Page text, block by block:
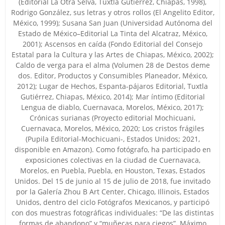
Rodrigo González, sus letras y otros rollos (El Angelito Editor,
México, 1999); Susana San Juan (Universidad Autónoma del
Estado de México–Editorial La Tinta del Alcatraz, México,
2001); Ascensos en caída (Fondo Editorial del Consejo
Estatal para la Cultura y las Artes de Chiapas, México, 2002);
Caldo de verga para el alma (Volumen 28 de Destos deme
dos. Editor, Productos y Consumibles Planeador, México,
2012); Lugar de Hechos, Espanta-pájaros Editorial, Tuxtla
Gutiérrez, Chiapas, México, 2014); Mar íntimo (Editorial
Lengua de diablo, Cuernavaca, Morelos, México, 2017);
Crónicas surianas (Proyecto editorial Mochicuani,
Cuernavaca, Morelos, México, 2020; Los cristos frágiles
(Pupila Editorial-Mochicuani-, Estados Unidos; 2021,
disponible en Amazon). Como fotógrafo, ha participado en
exposiciones colectivas en la ciudad de Cuernavaca,
Morelos, en Puebla, Puebla, en Houston, Texas, Estados
Unidos. Del 15 de junio al 15 de julio de 2018, fue invitado
por la Galería Zhou B Art Center, Chicago, Illinois, Estados
Unidos, dentro del ciclo Fotógrafos Mexicanos, y participó
con dos muestras fotográficas individuales: “De las distintas